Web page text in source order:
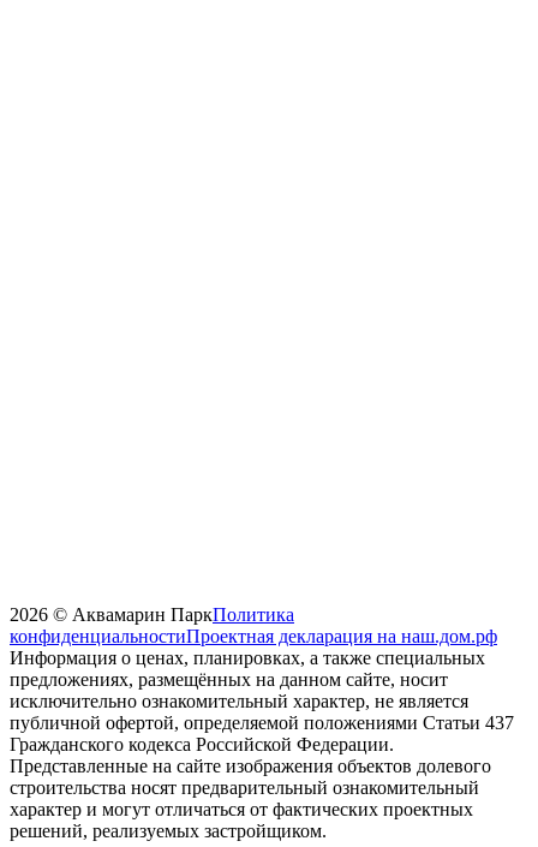
2026 © Аквамарин ПаркПолитика
конфиденциальностиПроектная декларация на наш.дом.рф
Информация о ценах, планировках, а также специальных
предложениях, размещённых на данном сайте, носит
исключительно ознакомительный характер, не является
публичной офертой, определяемой положениями Статьи 437
Гражданского кодекса Российской Федерации.
Представленные на сайте изображения объектов долевого
строительства носят предварительный ознакомительный
характер и могут отличаться от фактических проектных
решений, реализуемых застройщиком.